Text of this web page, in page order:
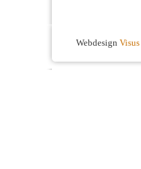
Webdesign Visus